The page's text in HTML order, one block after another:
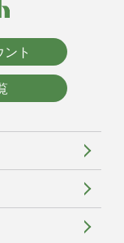
ト